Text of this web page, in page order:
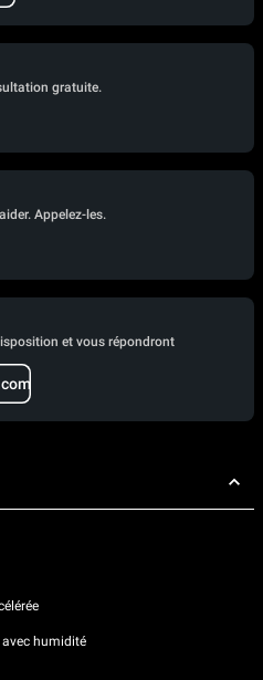
gratuite.
Appelez-les.
et vous répondront
humidité